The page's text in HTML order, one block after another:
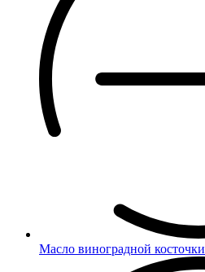
Масло виноградной косточки